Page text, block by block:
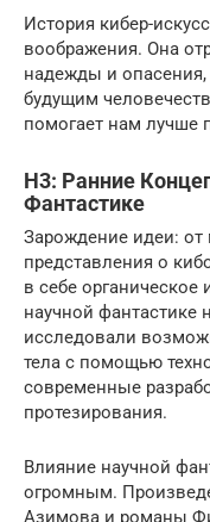
История кибер-
воображения. Она
надежды и
будущим
помогает нам лучше
H3: Ранние
Фантастике
Зарождение идеи: от
представления о
в себе органическое
научной фантастике
исследовали
тела с помощью
современные
протезирования.
Влияние научной
огромным.
Азимова и романы